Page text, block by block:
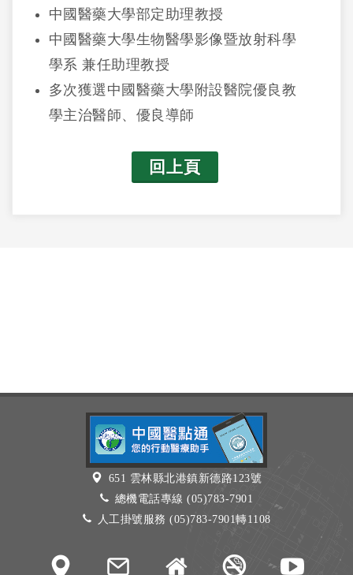
中國醫藥大學部定助理教授
中國醫藥大學生物醫學影像暨放射科學
學系 兼任助理教授
多次獲選中國醫藥大學附設醫院優良教
學主治醫師、優良導師
回上頁
651 雲林縣北港鎮新德路123號
總機電話專線 (05)783-7901
人工掛號服務 (05)783-7901轉1108